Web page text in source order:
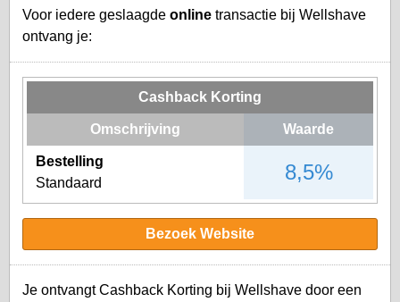
Voor iedere geslaagde online transactie bij Wellshave
ontvang je:
Cashback Korting
Omschrijving Waarde
Bestelling
Standaard
8,5%
Bezoek Website
Je ontvangt Cashback Korting bij Wellshave door een